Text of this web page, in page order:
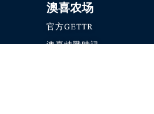
澳喜农场
官方GETTR
澳喜特戰時訊